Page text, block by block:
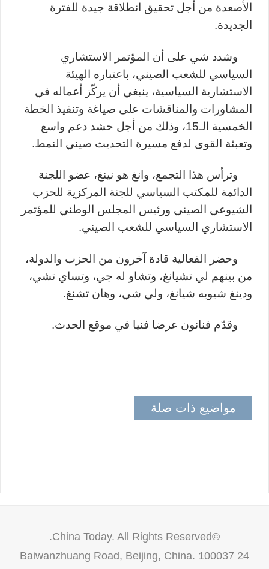
الأصعدة من أجل تحقيق انطلاقة جيدة للفترة
الجديدة.
وشدد شي على أن المؤتمر الاستشاري
السياسي للشعب الصيني، باعتباره الهيئة
الاستشارية السياسية، ينبغي أن يركّز أعماله في
المشاورات والمناقشات على صياغة وتنفيذ الخطة
الخمسية الـ15، وذلك من أجل حشد دعم واسع
وتعبئة القوى لدفع مسيرة التحديث صيني النمط.
وترأس هذا التجمع، وانغ هو نينغ، عضو اللجنة
الدائمة للمكتب السياسي للجنة المركزية للحزب
الشيوعي الصيني ورئيس المجلس الوطني للمؤتمر
الاستشاري السياسي للشعب الصيني.
وحضر الفعالية قادة آخرون من الحزب والدولة،
من بينهم لي تشيانغ، وتشاو له جي، وتساي تشي،
ودينغ شيويه شيانغ، ولي شي، وهان تشنغ.
وقدّم فنانون عرضا فنيا في موقع الحدث.
مواضيع ذات صلة
©China Today. All Rights Reserved.
24 Baiwanzhuang Road, Beijing, China. 100037